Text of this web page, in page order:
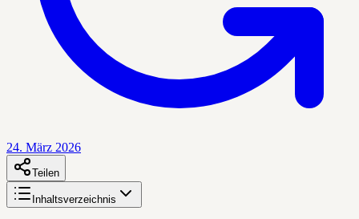
24. März 2026
Teilen
Inhaltsverzeichnis